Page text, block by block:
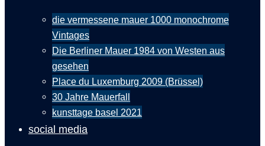
die vermessene mauer 1000 monochrome
Vintages
Die Berliner Mauer 1984 von Westen aus
gesehen
Place du Luxemburg 2009 (Brüssel)
30 Jahre Mauerfall
kunsttage basel 2021
social media